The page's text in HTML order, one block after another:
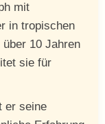
mit
in tropischen
10 Jahren
sie für
er seine